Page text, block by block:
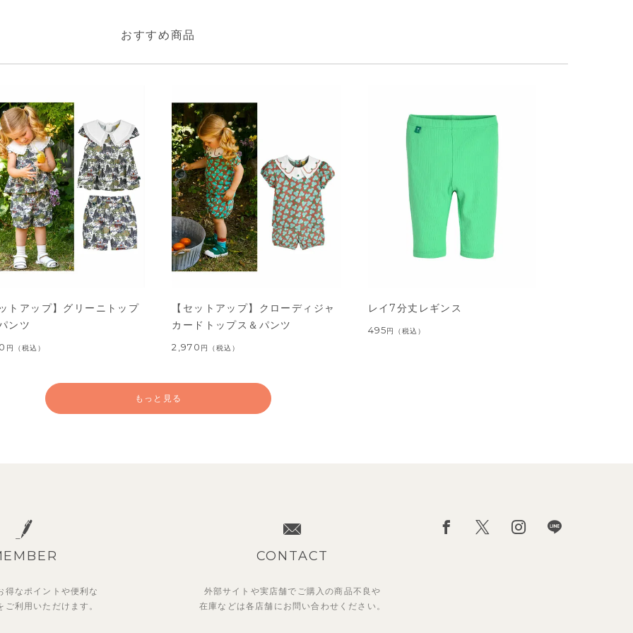
おすすめ商品
トアップ】グリーニトップ
ンツ
円 （税込）
【セットアップ】クローディジャ
カードトップス＆パンツ
2,970 円 （税込）
レイ7分丈レギンス
495円 （税込）
もっと見る
得なポイントや便利な
ご利用いただけます。
CONTACT
外部サイトや実店舗でご購入の商品不良や
在庫などは各店舗に お問い合わせください。